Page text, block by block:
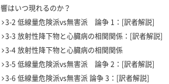
響はいつ現れるのか？
3-2 低線量危険派vs無害派 論争 1：[訳者解説]
3-3 放射性降下物と心臓病の相関関係：[訳者解説]
3-4 放射性降下物と心臓病の相関関係
3-5 低線量危険派vs無害派 論争 2：[訳者解説]
3-6 低線量危険派vs無害派 論争 3：[訳者解説]